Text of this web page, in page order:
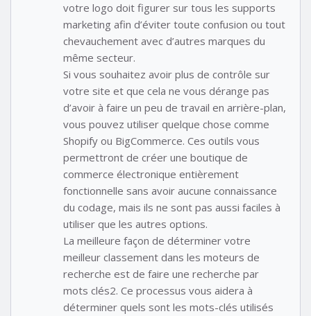
votre logo doit figurer sur tous les supports
marketing afin d’éviter toute confusion ou tout
chevauchement avec d’autres marques du
même secteur.
Si vous souhaitez avoir plus de contrôle sur
votre site et que cela ne vous dérange pas
d’avoir à faire un peu de travail en arrière-plan,
vous pouvez utiliser quelque chose comme
Shopify ou BigCommerce. Ces outils vous
permettront de créer une boutique de
commerce électronique entièrement
fonctionnelle sans avoir aucune connaissance
du codage, mais ils ne sont pas aussi faciles à
utiliser que les autres options.
La meilleure façon de déterminer votre
meilleur classement dans les moteurs de
recherche est de faire une recherche par
mots clés2. Ce processus vous aidera à
déterminer quels sont les mots-clés utilisés